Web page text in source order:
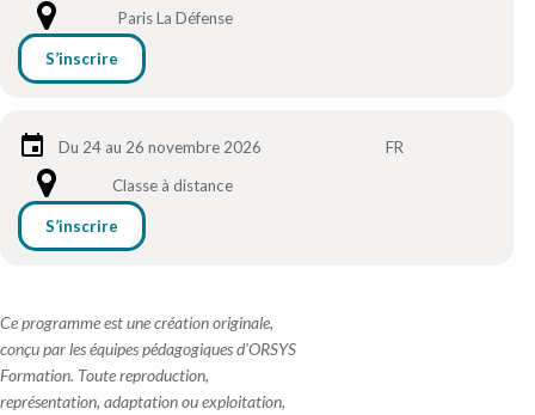
Paris La Défense
S’inscrire
Du 24 au 26 novembre 2026
FR
Classe à distance
S’inscrire
Ce programme est une création originale,
conçu par les équipes pédagogiques d'ORSYS
Formation. Toute reproduction,
représentation, adaptation ou exploitation,